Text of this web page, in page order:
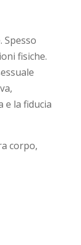
Spesso
fisiche.
e la fiducia
corpo,